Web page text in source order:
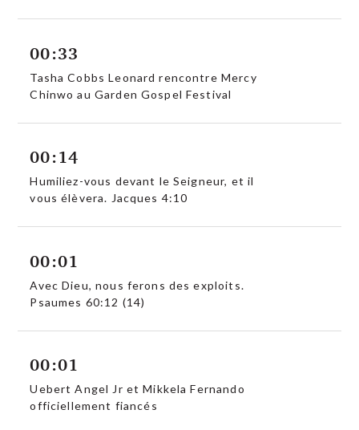
00:33
Tasha Cobbs Leonard rencontre Mercy
Chinwo au Garden Gospel Festival
00:14
Humiliez-vous devant le Seigneur, et il
vous élèvera. Jacques 4:10
00:01
Avec Dieu, nous ferons des exploits.
Psaumes 60:12 (14)
00:01
Uebert Angel Jr et Mikkela Fernando
officiellement fiancés